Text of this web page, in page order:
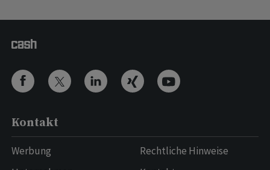
Kontakt
Werbung
Rechtliche Hinweise